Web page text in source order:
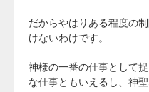
だからやはりある程度の
けないわけです。
神様の一番の仕事として
な仕事ともいえるし、神